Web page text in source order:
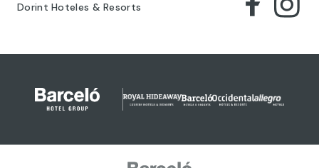
Dorint Hoteles & Resorts